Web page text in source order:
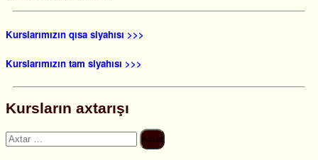
Kurslarımızın qısa siyahısı >>>
Kurslarımızın tam siyahısı >>>
Kursların axtarışı
Axtarış: